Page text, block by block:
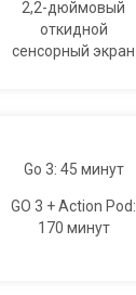
2,2-дюймовый
откидной
сенсорный экран
Go 3: 45 минут
GO 3 + Action Pod:
170 минут